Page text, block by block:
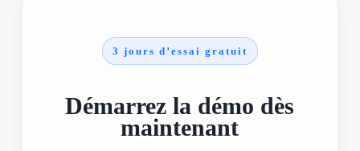
3 jours d’essai gratuit
Démarrez la démo dès
maintenant